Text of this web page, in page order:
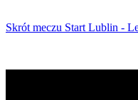
Skrót meczu Start Lublin -